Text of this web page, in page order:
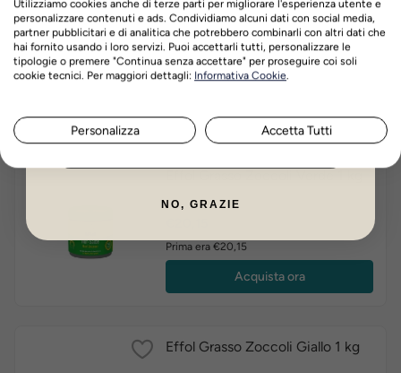
Effol Grasso Zoccoli Nero 1 kg
Prezzo
€20,15
Prima era €20,15
Prima era €20,15
Acquista ora
Effol Grasso Zoccoli Giallo 1 kg
Nome Cognome
NO, GRAZIE
Utilizziamo cookies anche di terze parti per migliorare l'esperienza utente e
personalizzare contenuti e ads. Condividiamo alcuni dati con social media,
partner pubblicitari e di analitica che potrebbero combinarli con altri dati che
hai fornito usando i loro servizi. Puoi accettarli tutti, personalizzare le
tipologie o premere "Continua senza accettare" per proseguire coi soli
cookie tecnici. Per maggiori dettagli: Informativa Cookie.
Personalizza Accetta Tutti